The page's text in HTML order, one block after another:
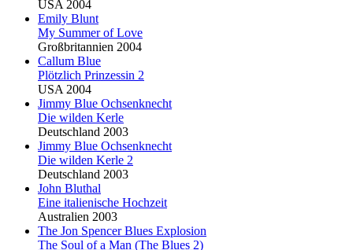
USA 2004
Emily Blunt
My Summer of Love
Großbritannien 2004
Callum Blue
Plötzlich Prinzessin 2
USA 2004
Jimmy Blue Ochsenknecht
Die wilden Kerle
Deutschland 2003
Jimmy Blue Ochsenknecht
Die wilden Kerle 2
Deutschland 2003
John Bluthal
Eine italienische Hochzeit
Australien 2003
The Jon SpencerBlues Explosion
The Soul of a Man (The Blues 2)